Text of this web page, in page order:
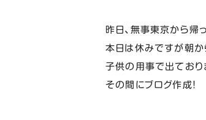
昨日、無事東京から帰
本日は休みですが朝か
子供の用事で出ており
その間にブログ作成！